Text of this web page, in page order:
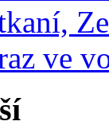
ve